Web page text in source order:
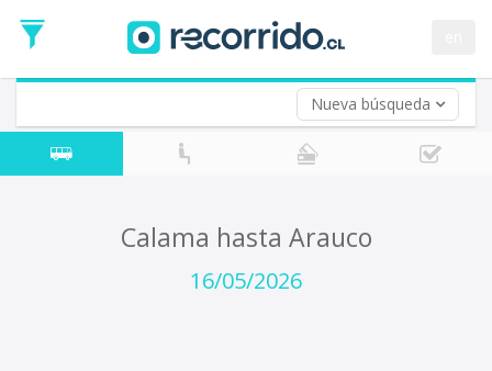
Nueva búsqueda
de
Ida
Vuelta (opcional)
Fecha
de
Calama hasta Arauco
16/05/2026